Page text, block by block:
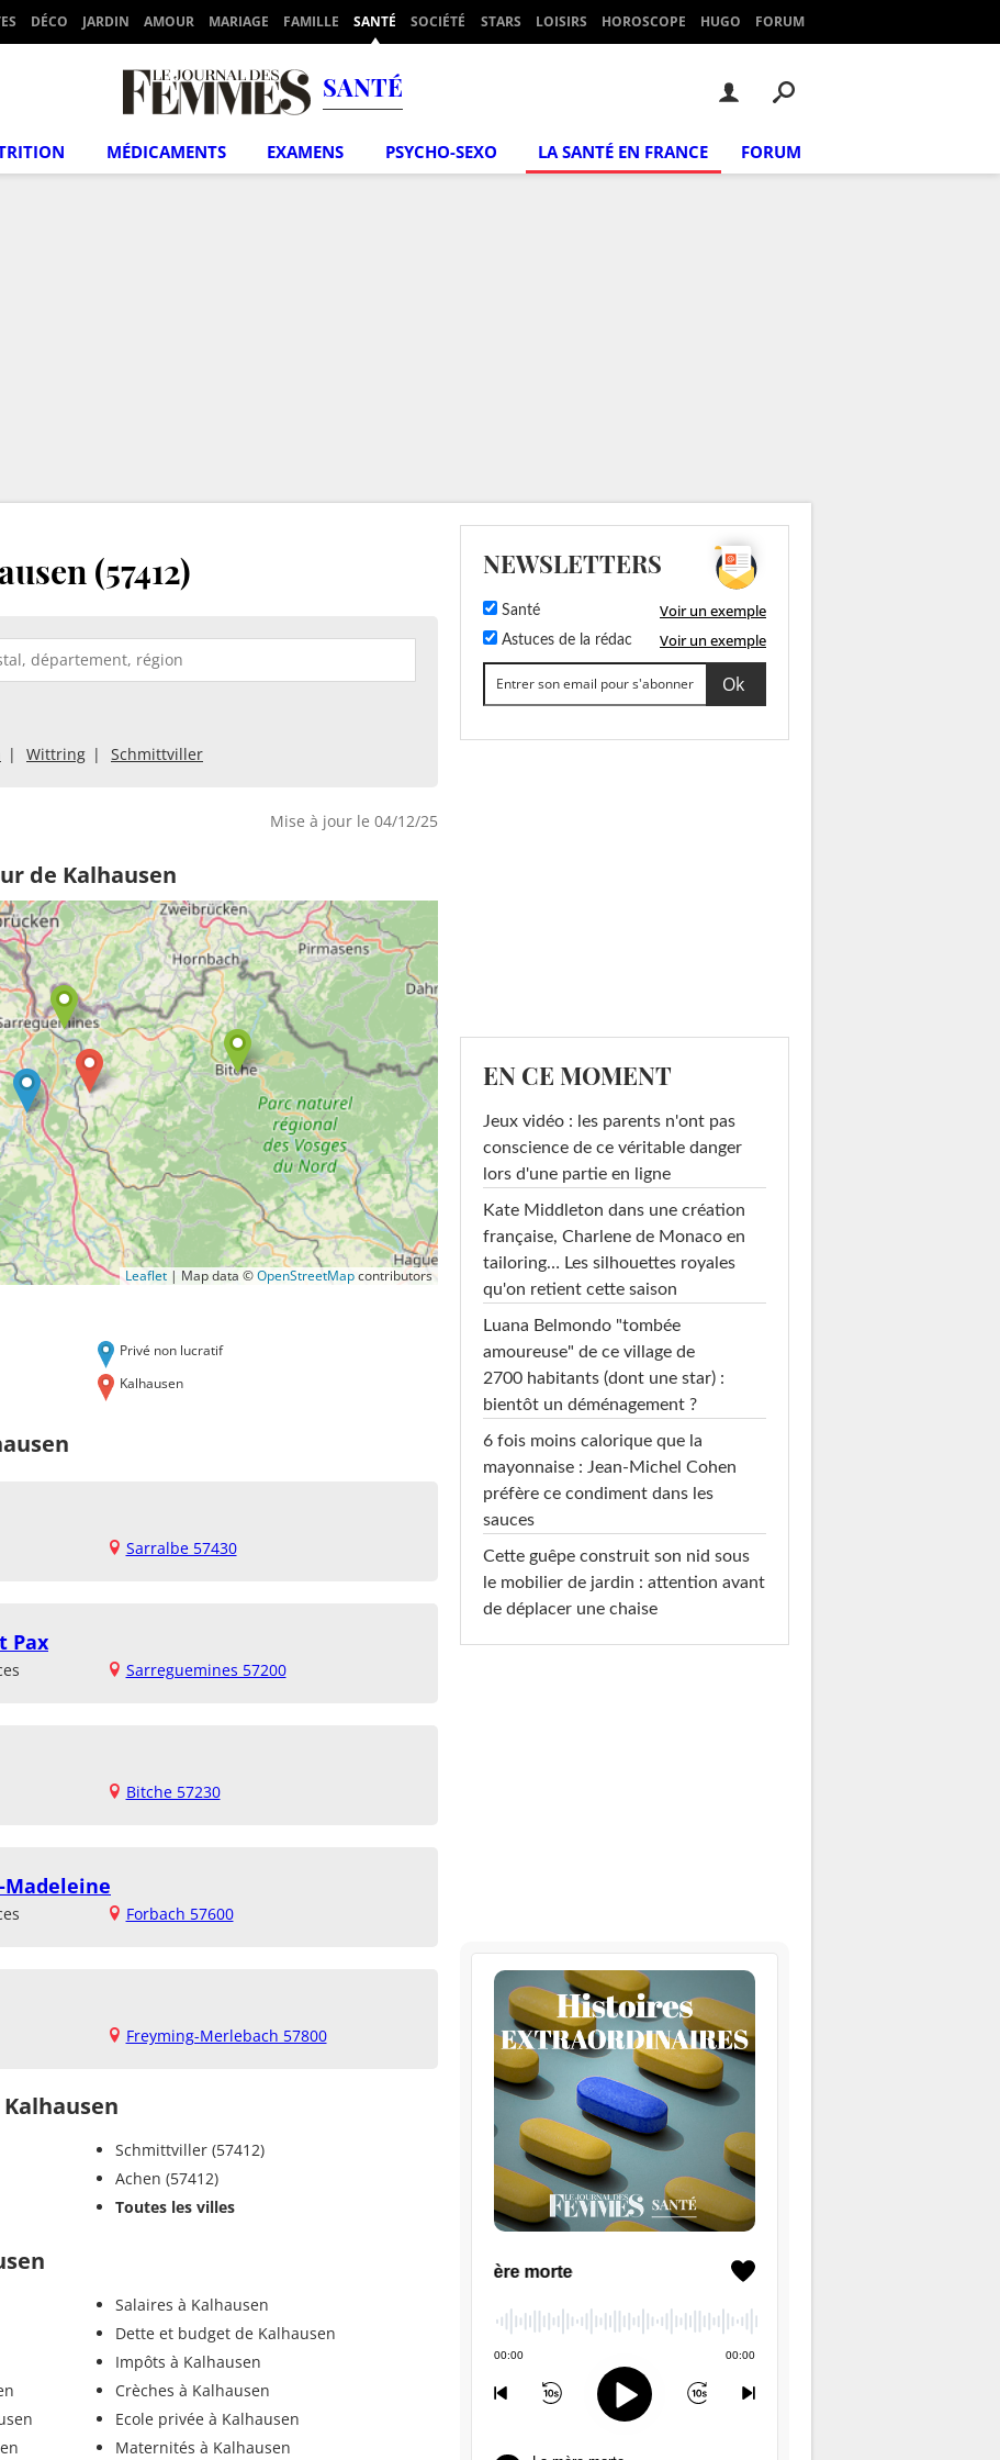
DÉCO JARDIN AMOUR MARIAGE FAMILLE SANTÉ SOCIÉTÉ STARS LOISIRS HOROSCOPE HUGO FORUM
SANTÉ
MÉDICAMENTS EXAMENS PSYCHO-SEXO LA SANTÉ EN FRANCE FORUM
(57412)
Wittring Schmittviller
Mise à jour le 04/12/25
de Kalhausen
Leaflet | Map data ©OpenStreetMapcontributors
Privé non lucratif
Kalhausen
Sarralbe 57430
Pax
Sarreguemines 57200
Bitche 57230
Forbach 57600
Freyming-Merlebach 57800
Schmittviller (57412)
Achen (57412)
Toutes les villes
Salaires à Kalhausen
Dette et budget de Kalhausen
Impôts à Kalhausen
Crèches à Kalhausen
Ecole privée à Kalhausen
Maternités à Kalhausen
NEWSLETTERS
Santé Voir un exemple
Astuces de la rédac Voir un exemple
EN CE MOMENT
Jeux vidéo : les parents n'ont pas
conscience de ce véritable danger
lors d'une partie en ligne
Kate Middleton dans une création
française, Charlene de Monaco en
tailoring… Les silhouettes royales
qu'on retient cette saison
Luana Belmondo "tombée
amoureuse" de ce village de
2700 habitants (dont une star) :
bientôt un déménagement ?
6 fois moins calorique que la
mayonnaise : Jean-Michel Cohen
préfère ce condiment dans les
sauces
Cette guêpe construit son nid sous
le mobilier de jardin : attention avant
de déplacer une chaise